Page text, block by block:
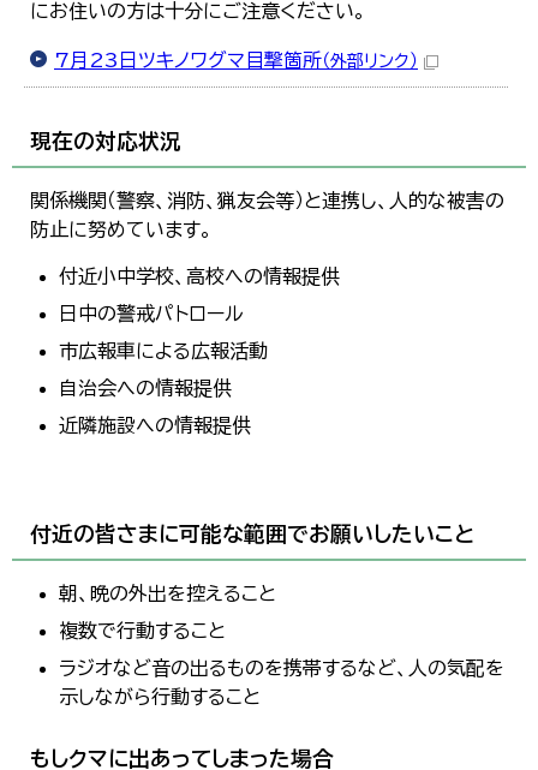
にお住いの方は十分にご注意ください。
7月23日ツキノワグマ目撃箇所（外部リンク）
現在の対応状況
関係機関（警察、消防、猟友会等）と連携し、人的な被害の
防止に努めています。
付近小中学校、高校への情報提供
日中の警戒パトロール
市広報車による広報活動
自治会への情報提供
近隣施設への情報提供
付近の皆さまに可能な範囲でお願いしたいこと
朝、晩の外出を控えること
複数で行動すること
ラジオなど音の出るものを携帯するなど、人の気配を
示しながら行動すること
もしクマに出あってしまった場合